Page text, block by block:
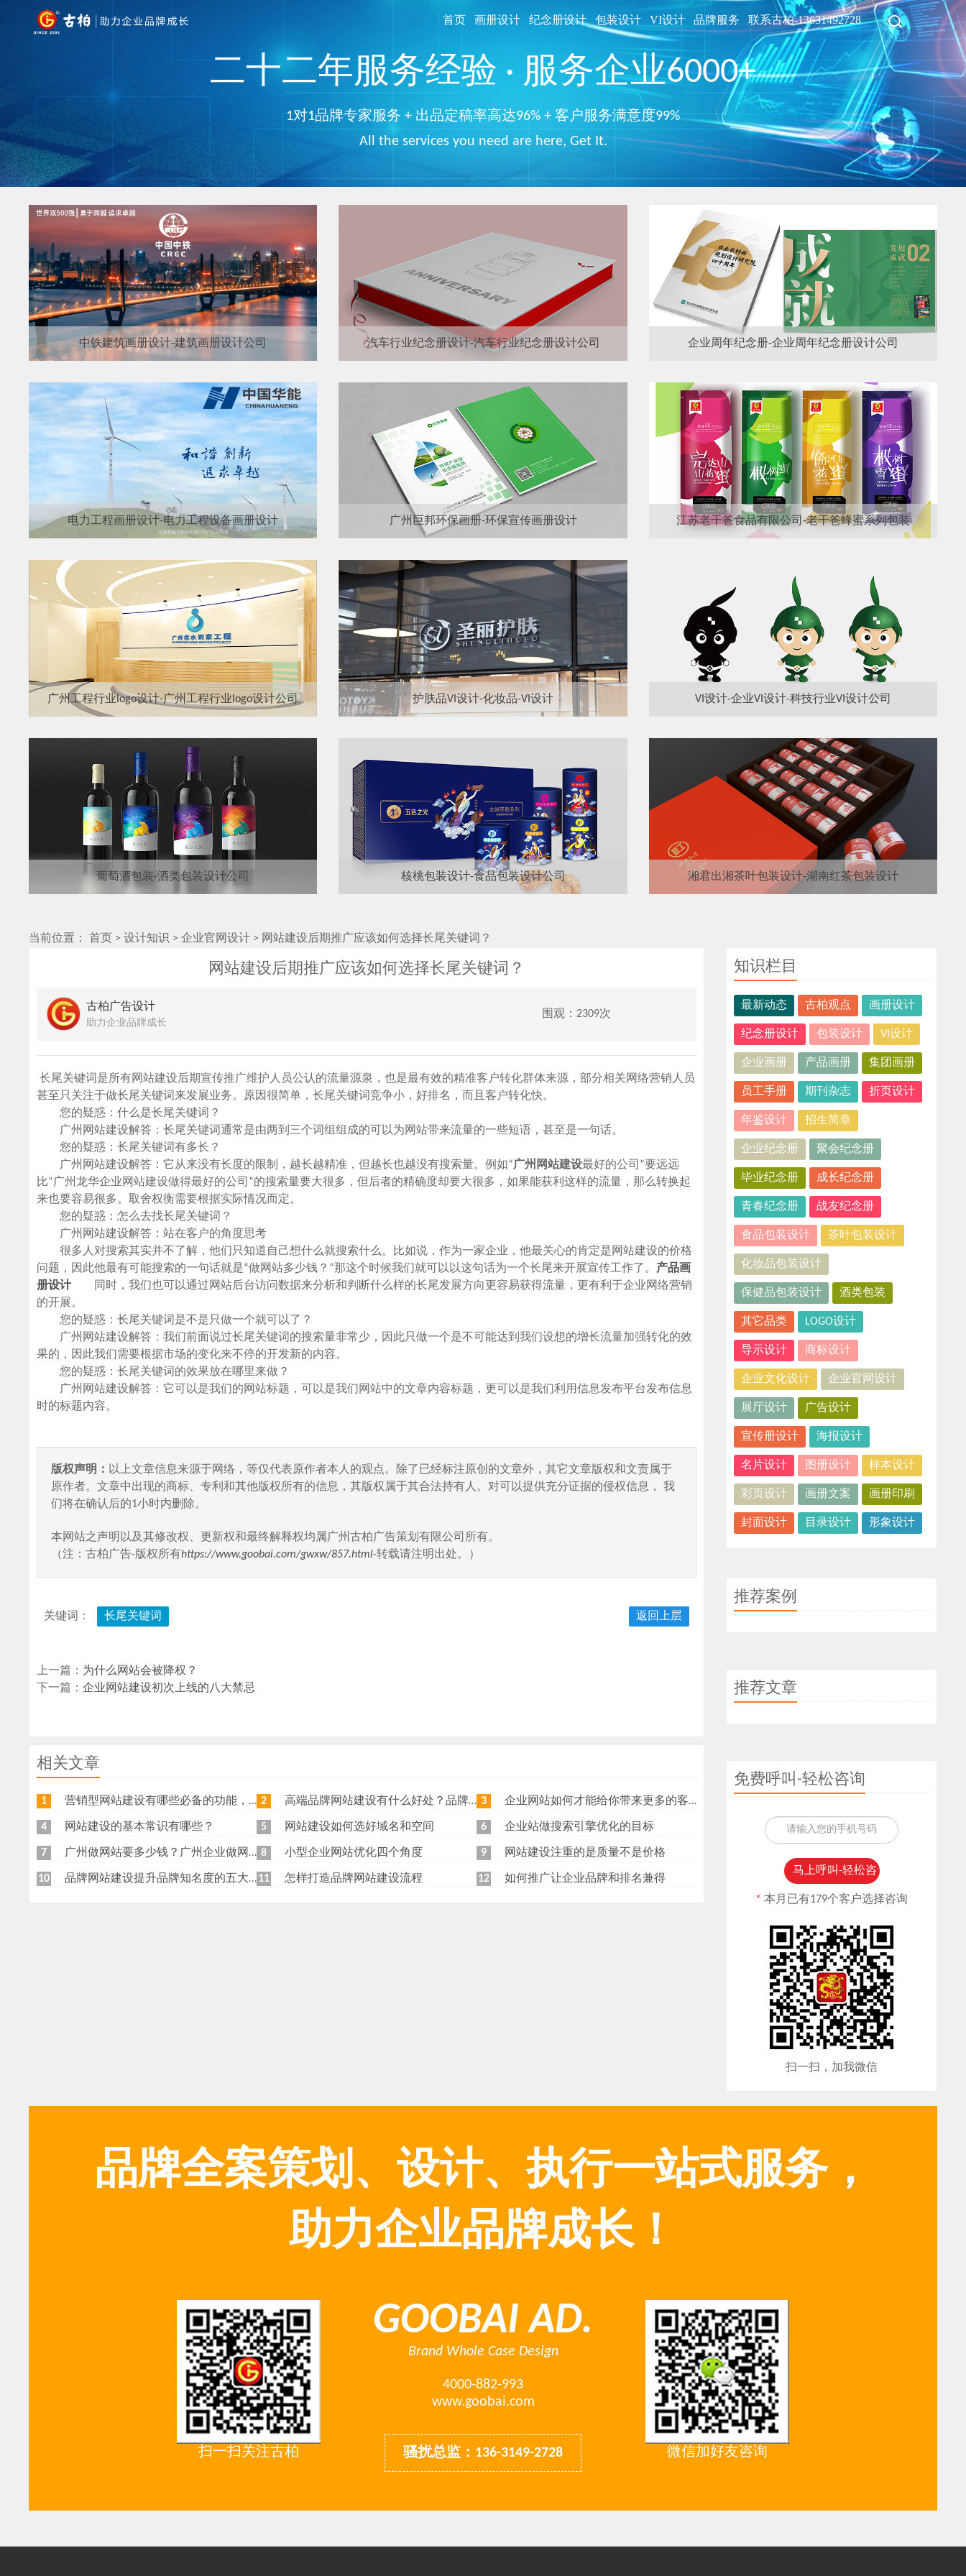
首页 画册设计 纪念册设计 包装设计 VI设计 品牌服务 联系古柏-13631492728
二十二年服务经验 · 服务企业6000+
1对1品牌专家服务 + 出品定稿率高达96% + 客户服务满意度99%
All the services you need are here, Get It.
中铁建筑画册设计-建筑画册设计公司 汽车行业纪念册设计-汽车行业纪念册设计公司 企业周年纪念册-企业周年纪念册设计公司
电力工程画册设计-电力工程设备画册设计 广州巨邦环保画册-环保宣传画册设计 江苏老干爸食品有限公司-老干爸蜂蜜系列包装
广州工程行业logo设计-广州工程行业logo设计公司 护肤品VI设计-化妆品-VI设计 VI设计-企业VI设计-科技行业VI设计公司
葡萄酒包装-酒类包装设计公司 核桃包装设计-食品包装设计公司 湘君出湘茶叶包装设计-湖南红茶包装设计
当前位置： 首页 >设计知识 >企业官网设计 > 网站建设后期推广应该如何选择长尾关键词？
网站建设后期推广应该如何选择长尾关键词？
古柏广告设计
助力企业品牌成长
围观：2309次
长尾关键词是所有网站建设后期宣传推广维护人员公认的流量源泉，也是最有效的精准客户转化群体来源，部分相关网络营销人员
甚至只关注于做长尾关键词来发展业务。原因很简单，长尾关键词竞争小，好排名，而且客户转化快。
您的疑惑：什么是长尾关键词？
广州网站建设解答：长尾关键词通常是由两到三个词组组成的可以为网站带来流量的一些短语，甚至是一句话。
您的疑惑：长尾关键词有多长？
广州网站建设解答：它从来没有长度的限制，越长越精准，但越长也越没有搜索量。例如“广州网站建设最好的公司”要远远
比“广州龙华企业网站建设做得最好的公司”的搜索量要大很多，但后者的精确度却要大很多，如果能获利这样的流量，那么转换起
来也要容易很多。取舍权衡需要根据实际情况而定。
您的疑惑：怎么去找长尾关键词？
广州网站建设解答：站在客户的角度思考
很多人对搜索其实并不了解，他们只知道自己想什么就搜索什么。比如说，作为一家企业，他最关心的肯定是网站建设的价格
问题，因此他最有可能搜索的一句话就是“做网站多少钱？”那这个时候我们就可以以这句话为一个长尾来开展宣传工作了。 产品画
册设计同时，我们也可以通过网站后台访问数据来分析和判断什么样的长尾发展方向更容易获得流量，更有利于企业网络营销
的开展。
您的疑惑：长尾关键词是不是只做一个就可以了？
广州网站建设解答：我们前面说过长尾关键词的搜索量非常少，因此只做一个是不可能达到我们设想的增长流量加强转化的效
果的，因此我们需要根据市场的变化来不停的开发新的内容。
您的疑惑：长尾关键词的效果放在哪里来做？
广州网站建设解答：它可以是我们的网站标题，可以是我们网站中的文章内容标题，更可以是我们利用信息发布平台发布信息
时的标题内容。
版权声明： 以上文章信息来源于网络，等仅代表原作者本人的观点。除了已经标注原创的文章外，其它文章版权和文责属于
原作者。文章中出现的商标、专利和其他版权所有的信息，其版权属于其合法持有人。对可以提供充分证据的侵权信息， 我
们将在确认后的1小时内删除。
本网站之声明以及其修改权、更新权和最终解释权均属广州古柏广告策划有限公司所有。
（注：古柏广告-版权所有https://www.goobai.com/gwxw/857.html-转载请注明出处。）
关键词： 长尾关键词 返回上层
上一篇： 为什么网站会被降权？
下一篇：企业网站建设初次上线的八大禁忌
相关文章
1 营销型网站建设有哪些必备的功能，我特意整理了一下，共享给各位 2 高端品牌网站建设有什么好处？品牌网站日常维护工作有哪些？ 3 企业网站如何才能给你带来更多的客户？
4 网站建设的基本常识有哪些？ 5 网站建设如何选好域名和空间 6 企业站做搜索引擎优化的目标
7 广州做网站要多少钱？广州企业做网站要找谁？ 8 小型企业网站优化四个角度 9 网站建设注重的是质量不是价格
10 品牌网站建设提升品牌知名度的五大原则 11 怎样打造品牌网站建设流程 12 如何推广让企业品牌和排名兼得
知识栏目
最新动态 古柏观点 画册设计
纪念册设计 包装设计 VI设计
企业画册 产品画册 集团画册
员工手册 期刊杂志 折页设计
年鉴设计 招生简章
企业纪念册 聚会纪念册
毕业纪念册 成长纪念册
青春纪念册 战友纪念册
食品包装设计 茶叶包装设计
化妆品包装设计
保健品包装设计 酒类包装
其它品类 LOGO设计
导示设计 商标设计
企业文化设计 企业官网设计
展厅设计 广告设计
宣传册设计 海报设计
名片设计 图册设计 样本设计
彩页设计 画册文案 画册印刷
封面设计 目录设计 形象设计
推荐案例
推荐文章
免费呼叫-轻松咨询
*本月已有179个客户选择咨询
扫一扫，加我微信
品牌全案策划、设计、执行一站式服务，
助力企业品牌成长！
扫一扫关注古柏
GOOBAI AD.
Brand Whole Case Design
4000-882-993
www.goobai.com
骚扰总监：136-3149-2728 微信加好友咨询